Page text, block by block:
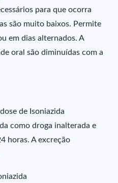
para que ocorra
são muito baixos. Permite
em dias alternados. A
oral são diminuídas com a
de Isoniazida
como droga inalterada e
horas. A excreção